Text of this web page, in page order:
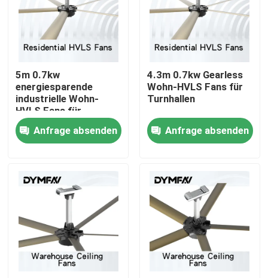
Über uns
Fabrik-Ausflug
Qualitätskontrolle
Treten Sie mit uns in Verbindung
Große HVLS-Fans
Industrielle HVLS-Fans
Handels-HVLS-Fans
5m 0.7kw
energiesparende
industrielle Wohn-
HVLS Fans für
Werkstätten
Anfrage absenden
4.3m 0.7kw Gearless
Wohn-HVLS Fans für
Turnhallen
Anfrage absenden